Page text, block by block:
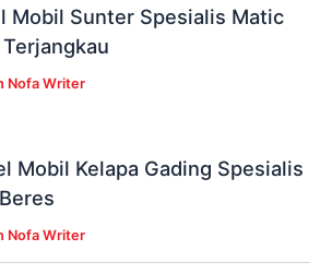
Mobil Sunter Spesialis Matic
Nofa Writer
Mobil Kelapa Gading Spesialis
Nofa Writer